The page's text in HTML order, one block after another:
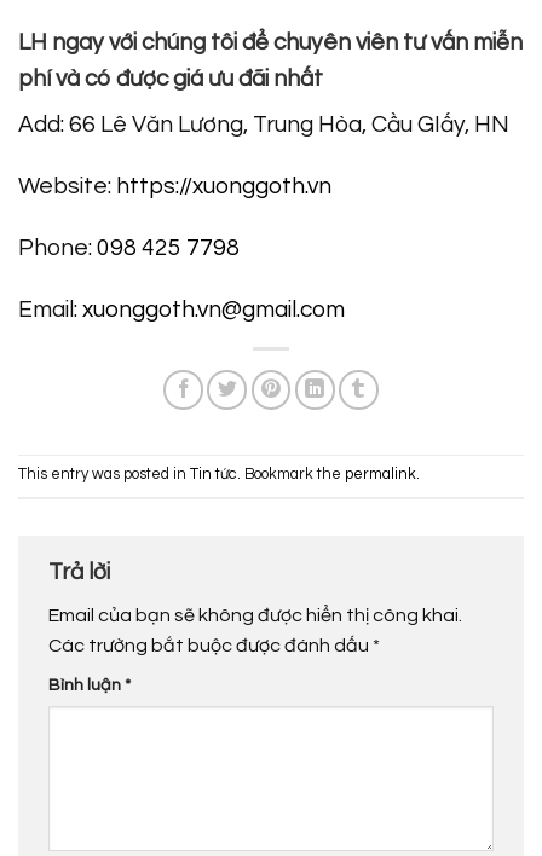
LH ngay với chúng tôi để chuyên viên tư vấn miễn
phí và có được giá ưu đãi nhất
Add: 66 Lê Văn Lương, Trung Hòa, Cầu GIấy, HN
Website: https://xuonggoth.vn
Phone: 098 425 7798
Email: xuonggoth.vn@gmail.com
This entry was posted in Tin tức. Bookmark the permalink.
Trả lời
Email của bạn sẽ không được hiển thị công khai.
Các trường bắt buộc được đánh dấu *
Bình luận *